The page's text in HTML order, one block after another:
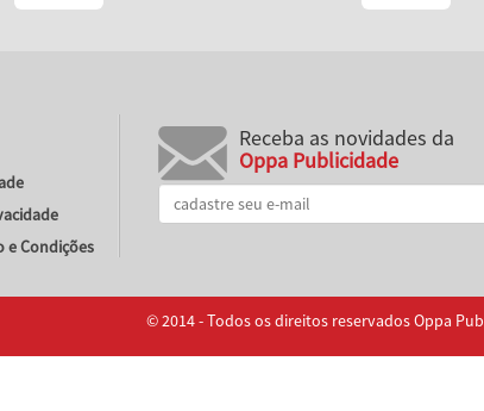
e Condições
Receba as novidades da
Oppa Publicidade
© 2014 - Todos os direitos reservados Oppa